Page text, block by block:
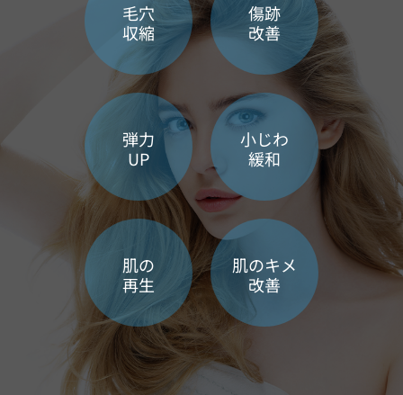
毛穴
収縮
傷跡
改善
弾力
UP
小じわ
緩和
肌の
再生
肌のキメ
改善